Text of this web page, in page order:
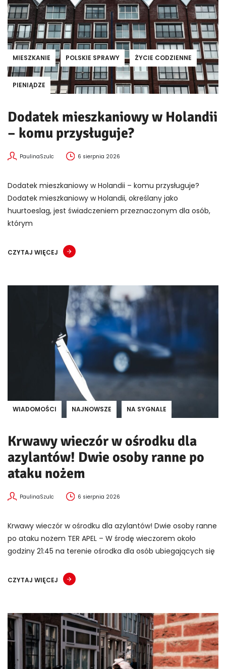
MIESZKANIE POLSKIE SPRAWY ŻYCIE CODZIENNE
PIENIĄDZE
Dodatek mieszkaniowy w Holandii
– komu przysługuje?
PaulinaSzulc 6 sierpnia 2026
Dodatek mieszkaniowy w Holandii – komu przysługuje?
Dodatek mieszkaniowy w Holandii, określany jako
huurtoeslag, jest świadczeniem przeznaczonym dla osób,
którym
CZYTAJ WIĘCEJ
WIADOMOŚCI NAJNOWSZE NA SYGNALE
Krwawy wieczór w ośrodku dla
azylantów! Dwie osoby ranne po
ataku nożem
PaulinaSzulc 6 sierpnia 2026
Krwawy wieczór w ośrodku dla azylantów! Dwie osoby ranne
po ataku nożem TER APEL – W środę wieczorem około
godziny 21:45 na terenie ośrodka dla osób ubiegających się
CZYTAJ WIĘCEJ